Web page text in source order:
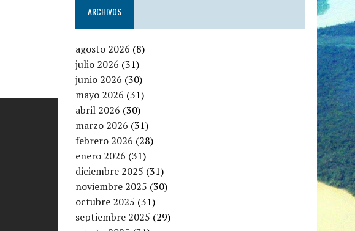
ARCHIVOS
agosto 2026 (8)
julio 2026 (31)
junio 2026 (30)
mayo 2026 (31)
abril 2026 (30)
marzo 2026 (31)
febrero 2026 (28)
enero 2026 (31)
diciembre 2025 (31)
noviembre 2025 (30)
octubre 2025 (31)
septiembre 2025 (29)